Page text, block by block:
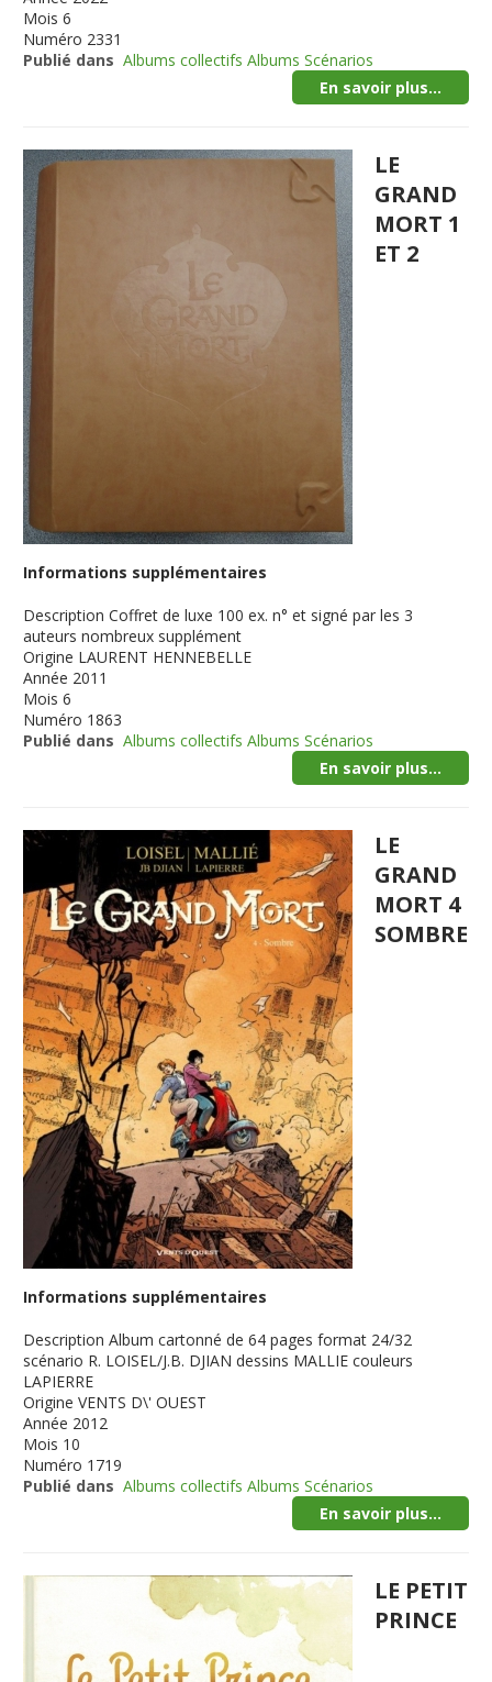
Mois 6
Numéro 2331
Publié dans Albums collectifs Albums Scénarios
En savoir plus...
LE
GRAND
MORT 1
ET 2
Informations supplémentaires
Description Coffret de luxe 100 ex. n° et signé par les 3
auteurs nombreux supplément
Origine LAURENT HENNEBELLE
Année 2011
Mois 6
Numéro 1863
Publié dans Albums collectifs Albums Scénarios
En savoir plus...
LE
GRAND
MORT 4
SOMBRE
Informations supplémentaires
Description Album cartonné de 64 pages format 24/32
scénario R. LOISEL/J.B. DJIAN dessins MALLIE couleurs
LAPIERRE
Origine VENTS D\' OUEST
Année 2012
Mois 10
Numéro 1719
Publié dans Albums collectifs Albums Scénarios
En savoir plus...
LE PETIT
PRINCE